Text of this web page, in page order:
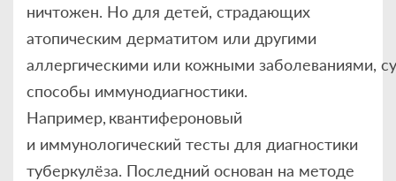
ничтожен. Но для детей, страдающих
атопическим дерматитом или другими
аллергическими или кожными заболеваниями,
способы иммунодиагностики.
Например, квантифероновый
и иммунологический тесты для диагностики
туберкулёза. Последний основан на методе